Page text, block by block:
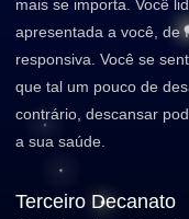
mais se importa. Você
apresentada a você, de
responsiva. Você se
que tal um pouco de
contrário, descansar
a sua saúde.
Terceiro Decanato